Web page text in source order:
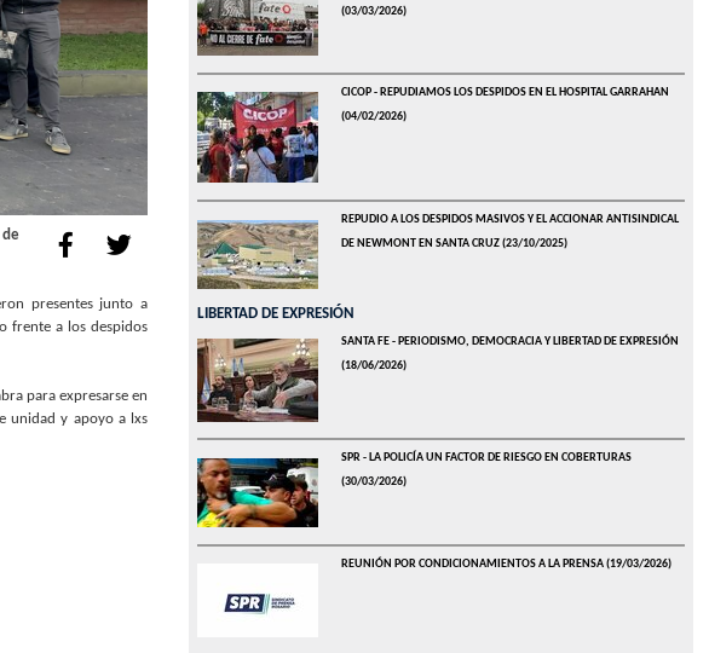
de
presentes junto a
frente a los despidos
para expresarse en
unidad y apoyo a lxs
(03/03/2026)
CICOP - REPUDIAMOS LOS DESPIDOS EN EL HOSPITAL GARRAHAN
(04/02/2026)
REPUDIO A LOS DESPIDOS MASIVOS Y EL ACCIONAR ANTISINDICAL
DE NEWMONT EN SANTA CRUZ(23/10/2025)
LIBERTAD DE EXPRESIÓN
SANTA FE - PERIODISMO, DEMOCRACIA Y LIBERTAD DE EXPRESIÓN
(18/06/2026)
SPR - LA POLICÍA UN FACTOR DE RIESGO EN COBERTURAS
(30/03/2026)
REUNIÓN POR CONDICIONAMIENTOS A LA PRENSA(19/03/2026)